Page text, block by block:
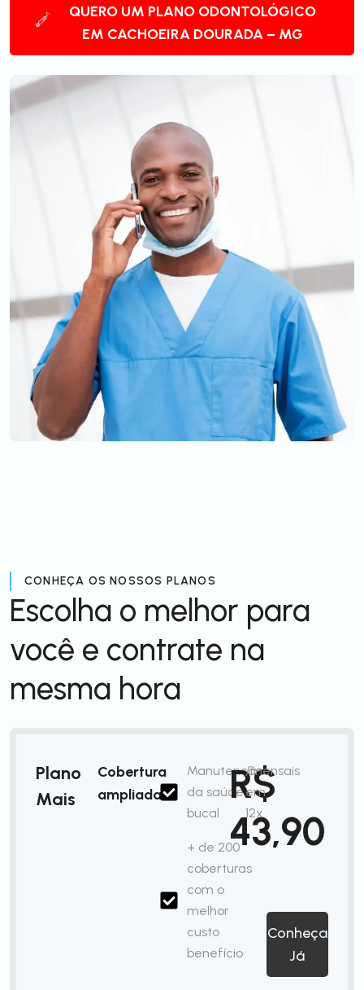
QUERO UM PLANO ODONTOLÓGICO
EM CACHOEIRA DOURADA – MG
CONHEÇA OS NOSSOS PLANOS
Escolha o melhor para
você e contrate na
mesma hora
Plano
Mais
Cobertura
ampliada
Manutenção
da saúde
bucal
+ de 200
coberturas
com o
melhor
custo
benefício
R$
43,90
/mensais
em
12x
Conheça
Já